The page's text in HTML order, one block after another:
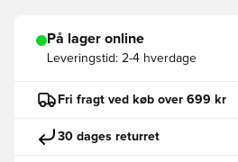
På lager online
Leveringstid: 2-4 hverdage
Fri fragt ved køb over 699 kr
30 dages returret